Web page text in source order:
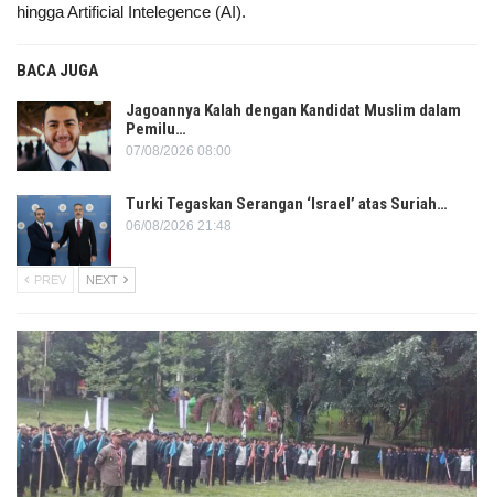
hingga Artificial Intelegence (AI).
BACA JUGA
Jagoannya Kalah dengan Kandidat Muslim dalam
Pemilu…
07/08/2026 08:00
Turki Tegaskan Serangan ‘Israel’ atas Suriah…
06/08/2026 21:48
PREV NEXT